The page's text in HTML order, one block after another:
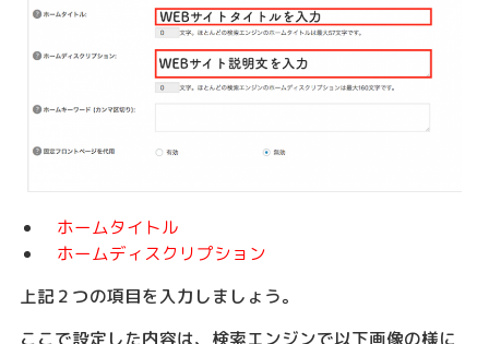
ホームタイトル
ホームディスクリプション
上記２つの項目を入力しましょう。
ここで設定した内容は、検索エンジンで以下画像の様に